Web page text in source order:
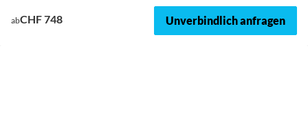
abCHF 748 Unverbindlich anfragen